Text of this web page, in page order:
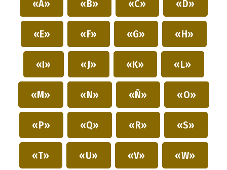
«A» «B» «C» «D»
«E» «F» «G» «H»
«I» «J» «K» «L»
«M» «N» «Ñ» «O»
«P» «Q» «R» «S»
«T» «U» «V» «W»